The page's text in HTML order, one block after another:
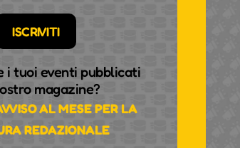
ISCRIVITI
i tuoi eventi pubblicati
magazine?
AL MESE PER LA
REDAZIONALE